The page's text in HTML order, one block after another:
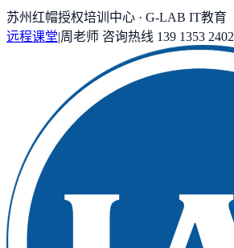
苏州红帽授权培训中心 · G-LAB IT教育
远程课堂|周老师 咨询热线 139 1353 2402